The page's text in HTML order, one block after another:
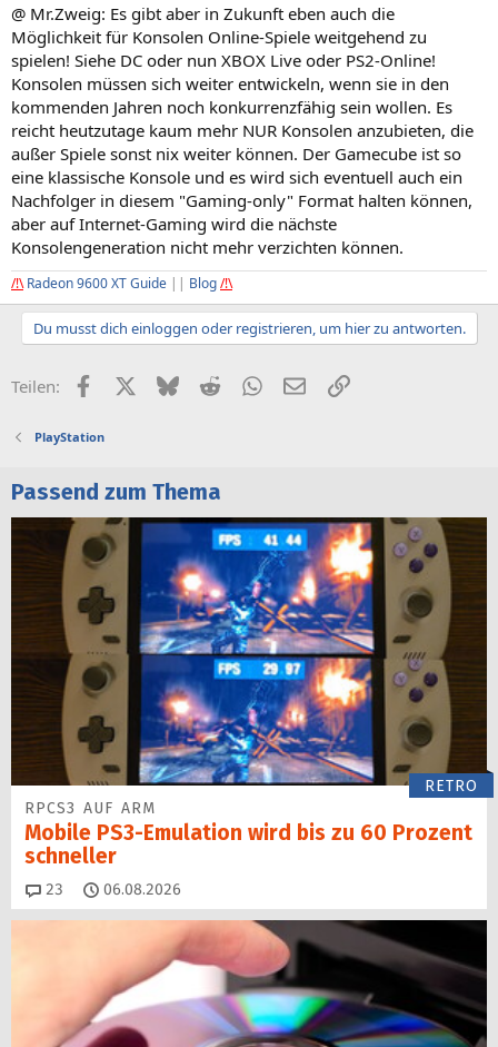
@ Mr.Zweig: Es gibt aber in Zukunft eben auch die
Möglichkeit für Konsolen Online-Spiele weitgehend zu
spielen! Siehe DC oder nun XBOX Live oder PS2-Online!
Konsolen müssen sich weiter entwickeln, wenn sie in den
kommenden Jahren noch konkurrenzfähig sein wollen. Es
reicht heutzutage kaum mehr NUR Konsolen anzubieten, die
außer Spiele sonst nix weiter können. Der Gamecube ist so
eine klassische Konsole und es wird sich eventuell auch ein
Nachfolger in diesem "Gaming-only" Format halten können,
aber auf Internet-Gaming wird die nächste
Konsolengeneration nicht mehr verzichten können.
/!\ Radeon 9600 XT Guide || Blog/!\
Du musst dich einloggen oder registrieren, um hier zu antworten.
Teilen: FacebookX (Twitter)
BlueskyRedditWhatsApp
E-MailLink
PlayStation
Passend zum Thema
RETRO
RPCS3 AUF ARM
Mobile PS3-Emulation wird bis zu 60 Prozent
schneller
23 Kommentare
06.08.2026